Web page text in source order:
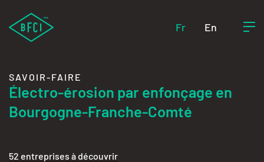
Fr En
SAVOIR-FAIRE
Électro-érosion par enfonçage en
Bourgogne-Franche-Comté
52 entreprises à découvrir